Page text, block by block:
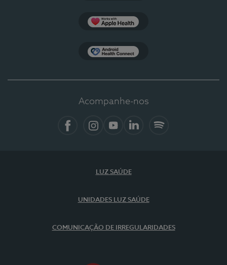
Acompanhe-nos
LUZ SAÚDE
UNIDADES LUZ SAÚDE
COMUNICAÇÃO DE IRREGULARIDADES